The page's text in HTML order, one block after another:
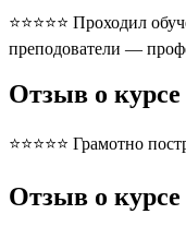
⭐⭐⭐⭐⭐ Проходил
преподователи —
Отзыв о курсе
⭐⭐⭐⭐⭐ Грамотно
Отзыв о курсе